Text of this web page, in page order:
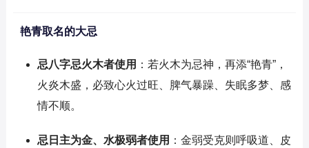
艳青取名的大忌
忌八字忌火木者使用 ：若火木为忌神，再添“艳青”，
火炎木盛，必致心火过旺、脾气暴躁、失眠多梦、感
情不顺。
忌日主为金、水极弱者使用 ：金弱受克则呼吸道、皮